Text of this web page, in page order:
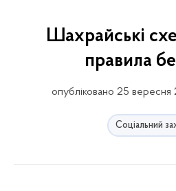
Шахрайські
правила
опубліковано 25 вересня
Соціальний